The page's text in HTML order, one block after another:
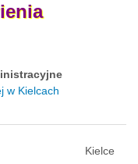
w Kielcach
Kielce